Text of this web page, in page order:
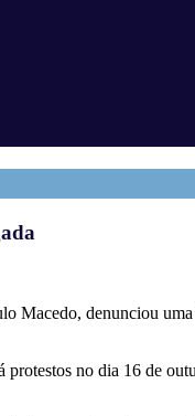
Macedo, denunciou
no dia 16 de